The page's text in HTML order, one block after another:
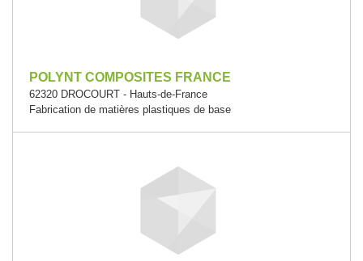
POLYNT COMPOSITES FRANCE
62320 DROCOURT - Hauts-de-France
Fabrication de matières plastiques de base